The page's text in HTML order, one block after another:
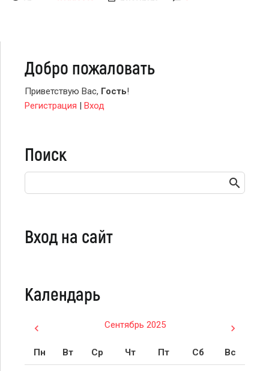
Добро пожаловать
Приветствую Вас, Гость!
Регистрация | Вход
Поиск
Вход на сайт
Календарь
Сентябрь 2025
Пн Вт Ср Чт Пт Сб Вс